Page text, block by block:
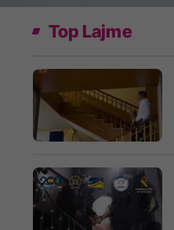
Top Lajme